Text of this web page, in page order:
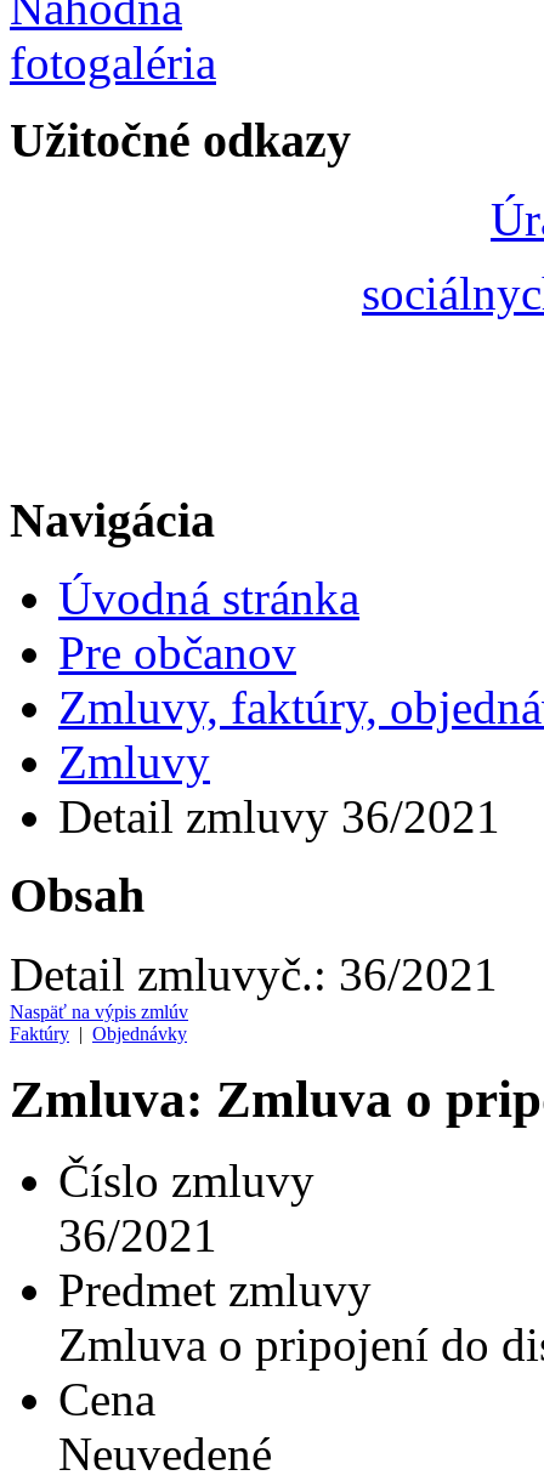
Užitočné odkazy
Navigácia
Úvodná stránka
Pre občanov
Zmluvy, faktúry,
Zmluvy
Detail zmluvy 36/2021
Obsah
Detail zmluvyč.: 36/2021
Naspäť na výpis zmlúv
Faktúry | Objednávky
Zmluva: Zmluva o
Číslo zmluvy
36/2021
Predmet zmluvy
Zmluva o pripojení do
Cena
Neuvedené